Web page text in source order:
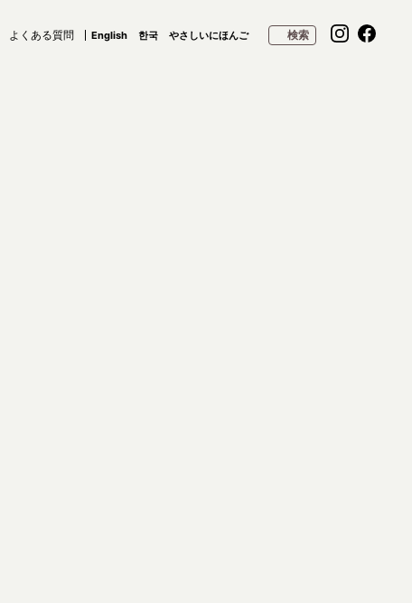
よくある質問 English 한국 やさしいにほんご 検索